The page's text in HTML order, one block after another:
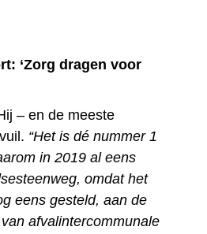
‘Zorg dragen voor
– en de meeste
“Het is dé nummer 1
in 2019 al eens
omdat het
eens gesteld, aan de
afvalintercommunale